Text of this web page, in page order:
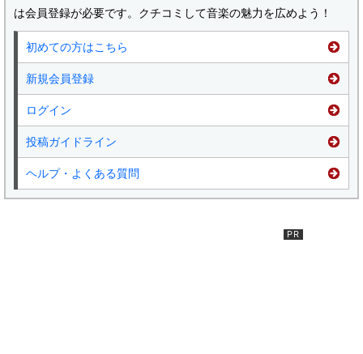
は会員登録が必要です。クチコミして音楽の魅力を広めよう！
初めての方はこちら
新規会員登録
ログイン
投稿ガイドライン
ヘルプ・よくある質問